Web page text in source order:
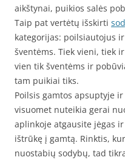
aikštynai, puikios salės
Taip pat vertėtų išskirti
kategorijas: poilsiautojus
šventėms. Tiek vieni, tiek
vien tik šventėms ir
tam puikiai tiks.
Poilsis gamtos apsuptyje
visuomet nuteikia gerai
aplinkoje atgausite jėgas
ištrūkę į gamtą. Rinktis,
nuostabių sodybų, tad